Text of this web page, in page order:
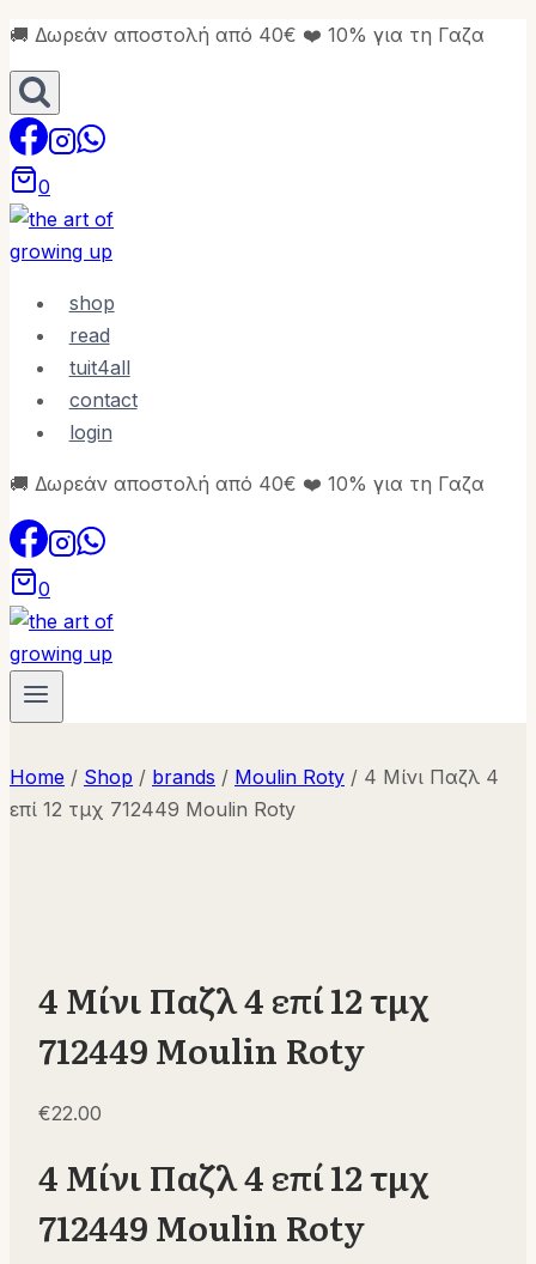
Skip
to
content
🚚 Δωρεάν αποστολή από 40€ ❤️ 10% για τη Γαζα
0
shop
read
tuit4all
contact
login
🚚 Δωρεάν αποστολή από 40€ ❤️ 10% για τη Γαζα
0
Home / Shop / brands / Moulin Roty / 4 Μίνι Παζλ 4
επί 12 τμχ 712449 Moulin Roty
4 Μίνι Παζλ 4 επί 12 τμχ
712449 Moulin Roty
€22.00
4 Μίνι Παζλ 4 επί 12 τμχ
712449 Moulin Roty